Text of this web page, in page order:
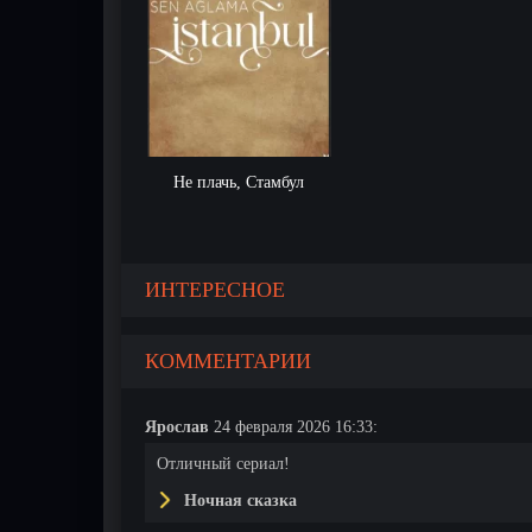
Не плачь, Стамбул
ИНТЕРЕСНОЕ
КОММЕНТАРИИ
Ярослав 24 февраля 2026 16:33:
Отличный сериал!
Ночная сказка